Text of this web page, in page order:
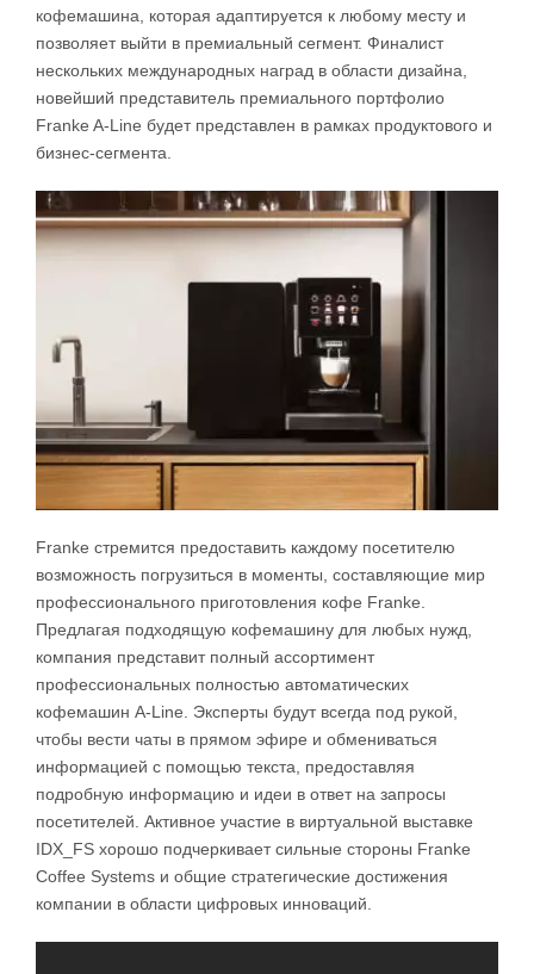
кофемашина, которая адаптируется к любому месту и
позволяет выйти в премиальный сегмент. Финалист
нескольких международных наград в области дизайна,
новейший представитель премиального портфолио
Franke A-Line будет представлен в рамках продуктового и
бизнес-сегмента.
Franke стремится предоставить каждому посетителю
возможность погрузиться в моменты, составляющие мир
профессионального приготовления кофе Franke.
Предлагая подходящую кофемашину для любых нужд,
компания представит полный ассортимент
профессиональных полностью автоматических
кофемашин A-Line. Эксперты будут всегда под рукой,
чтобы вести чаты в прямом эфире и обмениваться
информацией с помощью текста, предоставляя
подробную информацию и идеи в ответ на запросы
посетителей. Активное участие в виртуальной выставке
IDX_FS хорошо подчеркивает сильные стороны Franke
Coffee Systems и общие стратегические достижения
компании в области цифровых инноваций.